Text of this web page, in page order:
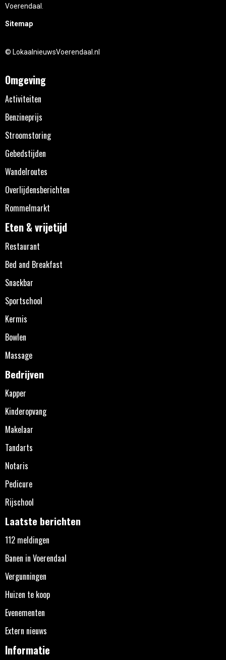
Voerendaal.
Sitemap
© LokaalnieuwsVoerendaal.nl
Omgeving
Activiteiten
Benzineprijs
Stroomstoring
Gebedstijden
Wandelroutes
Overlijdensberichten
Rommelmarkt
Eten & vrijetijd
Restaurant
Bed and Breakfast
Snackbar
Sportschool
Kermis
Bowlen
Massage
Bedrijven
Kapper
Kinderopvang
Makelaar
Tandarts
Notaris
Pedicure
Rijschool
Laatste berichten
112 meldingen
Banen in Voerendaal
Vergunningen
Huizen te koop
Evenementen
Extern nieuws
Informatie